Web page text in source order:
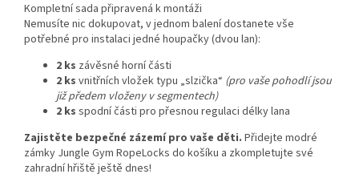
Kompletní sada připravená k montáži
Nemusíte nic dokupovat, v jednom balení dostanete vše
potřebné pro instalaci jedné houpačky (dvou lan):
2 ks závěsné horní části
2 ks vnitřních vložek typu „slzička“ (pro vaše pohodlí jsou
již předem vloženy v segmentech)
2 ks spodní části pro přesnou regulaci délky lana
Zajistěte bezpečné zázemí pro vaše děti. Přidejte modré
zámky Jungle Gym RopeLocks do košíku a zkompletujte své
zahradní hřiště ještě dnes!